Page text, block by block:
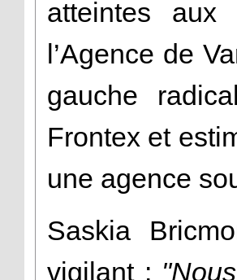
atteintes aux
l’Agence de
gauche
Frontex et
une agence
Saskia
vigilant :